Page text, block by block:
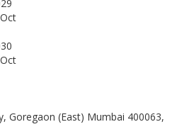
Goregaon (East) Mumbai 400063,